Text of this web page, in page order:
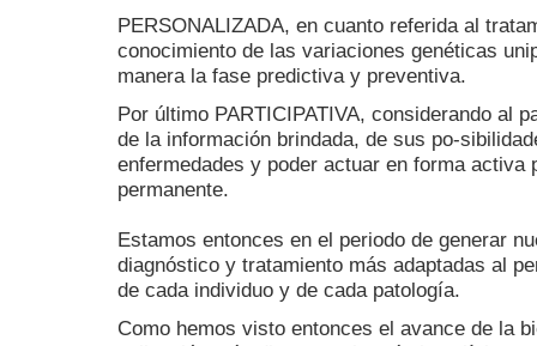
PERSONALIZADA, en cuanto referida al
conocimiento de las variaciones genéticas
manera la fase predictiva y preventiva.
Por último PARTICIPATIVA, considerando al
de la información brindada, de sus po-
enfermedades y poder actuar en forma activa
permanente.
Estamos entonces en el periodo de generar
diagnóstico y tratamiento más adaptadas al
de cada individuo y de cada patología.
Como hemos visto entonces el avance de la